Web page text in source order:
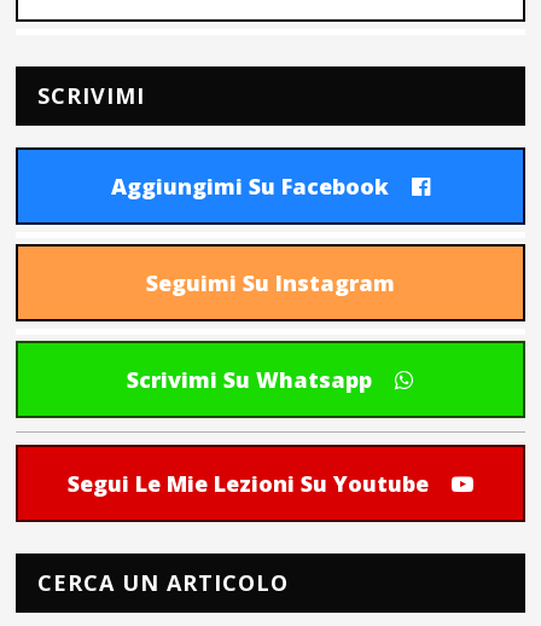
SCRIVIMI
Aggiungimi Su Facebook
Seguimi Su Instagram
Scrivimi Su Whatsapp
Segui Le Mie Lezioni Su Youtube
CERCA UN ARTICOLO